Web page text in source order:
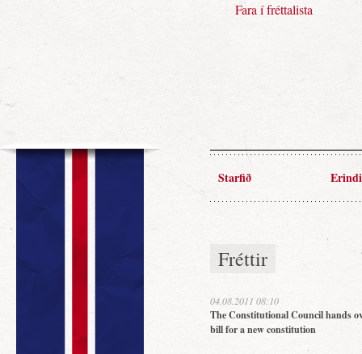
Fara í fréttalista
Starfið Erindi
Fréttir
04.08.2011 08:10
The Constitutional Council hands
bill for a new constitution